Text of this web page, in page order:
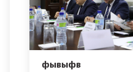
фывыфв